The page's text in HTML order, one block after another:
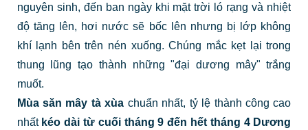
nguyên sinh, đến ban ngày khi mặt trời ló rạng và nhiệt
độ tăng lên, hơi nước sẽ bốc lên nhưng bị lớp không
khí lạnh bên trên nén xuống. Chúng mắc kẹt lại trong
thung lũng tạo thành những "đại dương mây" trắng
muốt.
Mùa săn mây tà xùa chuẩn nhất, tỷ lệ thành công cao
nhất kéo dài từ cuối tháng 9 đến hết tháng 4 Dương